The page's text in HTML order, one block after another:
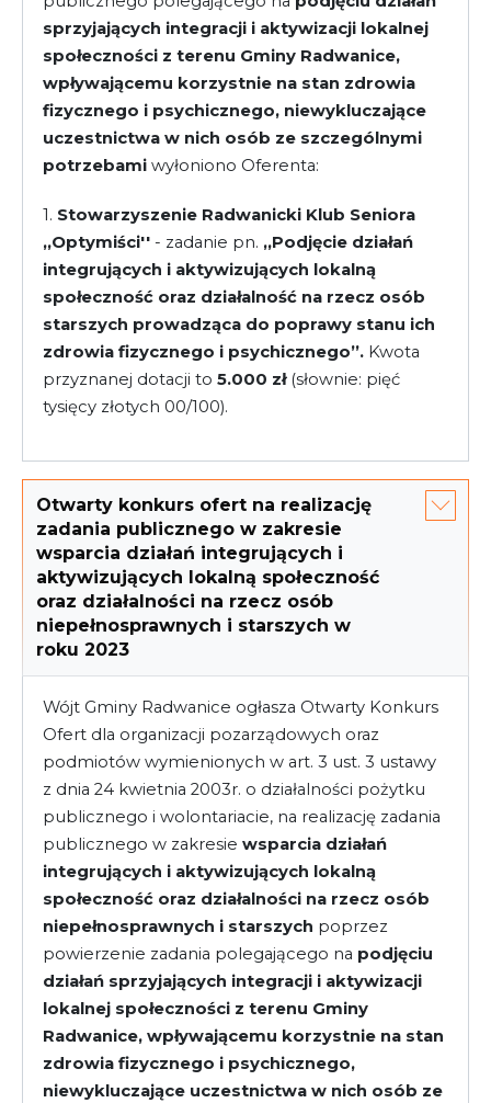
sprzyjających integracji i aktywizacji lokalnej
społeczności z terenu Gminy Radwanice,
wpływającemu korzystnie na stan zdrowia
fizycznego i psychicznego, niewykluczające
uczestnictwa w nich osób ze szczególnymi
potrzebami wyłoniono Oferenta:
1. Stowarzyszenie Radwanicki Klub Seniora
,,Optymiści'' - zadanie pn. ,,Podjęcie działań
integrujących i aktywizujących lokalną
społeczność oraz działalność na rzecz osób
starszych prowadząca do poprawy stanu ich
zdrowia fizycznego i psychicznego’’. Kwota
przyznanej dotacji to5.000 zł(słownie: pięć
tysięcy złotych 00/100).
Otwarty konkurs ofert na realizację
zadania publicznego w zakresie
wsparcia działań integrujących i
aktywizujących lokalną społeczność
oraz działalności na rzecz osób
niepełnosprawnych i starszych w
roku 2023
Wójt Gminy Radwanice ogłasza Otwarty Konkurs
Ofert dla organizacji pozarządowych oraz
podmiotów wymienionych w art. 3 ust. 3 ustawy
z dnia 24 kwietnia 2003r. o działalności pożytku
publicznego i wolontariacie, na realizację zadania
publicznego w zakresiewsparcia działań
integrujących i aktywizujących lokalną
społeczność oraz działalności na rzecz osób
niepełnosprawnych i starszych poprzez
powierzenie zadania polegającego na podjęciu
działań sprzyjających integracji i aktywizacji
lokalnej społeczności z terenu Gminy
Radwanice, wpływającemu korzystnie na stan
zdrowia fizycznego i psychicznego,
niewykluczające uczestnictwa w nich osób ze